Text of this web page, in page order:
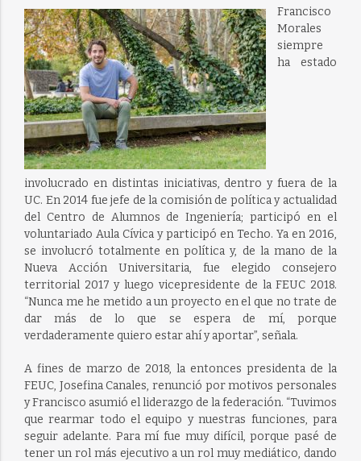
Francisco
Morales
siempre
ha estado
involucrado en distintas iniciativas, dentro y fuera de la
UC. En 2014 fue jefe de la comisión de política y actualidad
del Centro de Alumnos de Ingeniería; participó en el
voluntariado Aula Cívica y participó en Techo. Ya en 2016,
se involucró totalmente en política y, de la mano de la
Nueva Acción Universitaria, fue elegido consejero
territorial 2017 y luego vicepresidente de la FEUC 2018.
“Nunca me he metido a un proyecto en el que no trate de
dar más de lo que se espera de mí, porque
verdaderamente quiero estar ahí y aportar”, señala.
A fines de marzo de 2018, la entonces presidenta de la
FEUC, Josefina Canales, renunció por motivos personales
y Francisco asumió el liderazgo de la federación. “Tuvimos
que rearmar todo el equipo y nuestras funciones, para
seguir adelante. Para mí fue muy difícil, porque pasé de
tener un rol más ejecutivo a un rol muy mediático, dando